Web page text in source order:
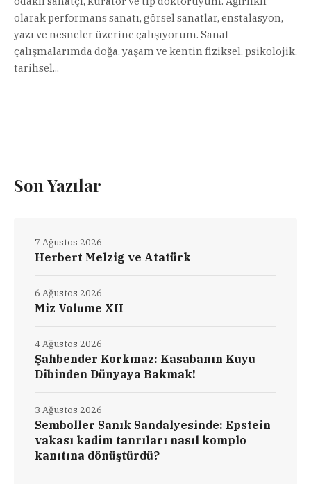
olarak performans sanatı, görsel sanatlar, enstalasyon,
yazı ve nesneler üzerine çalışıyorum. Sanat
çalışmalarımda doğa, yaşam ve kentin fiziksel, psikolojik,
tarihsel...
Son Yazılar
Herbert Melzig ve Atatürk
7 Ağustos 2026
Miz Volume XII
6 Ağustos 2026
Şahbender Korkmaz: Kasabanın Kuyu
Dibinden Dünyaya Bakmak!
4 Ağustos 2026
Semboller Sanık Sandalyesinde: Epstein
vakası kadim tanrıları nasıl komplo
kanıtına dönüştürdü?
3 Ağustos 2026